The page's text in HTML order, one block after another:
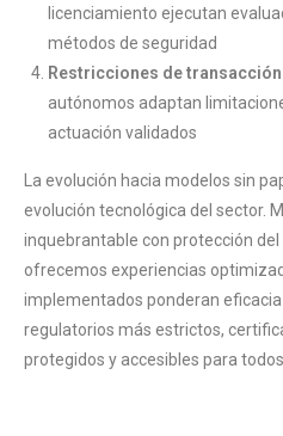
licenciamiento ejecutan
métodos de seguridad
Restricciones de
autónomos adaptan
actuación validados
La evolución hacia modelos sin
evolución tecnológica del sector.
inquebrantable con protección
ofrecemos experiencias
implementados ponderan
regulatorios más estrictos,
protegidos y accesibles para